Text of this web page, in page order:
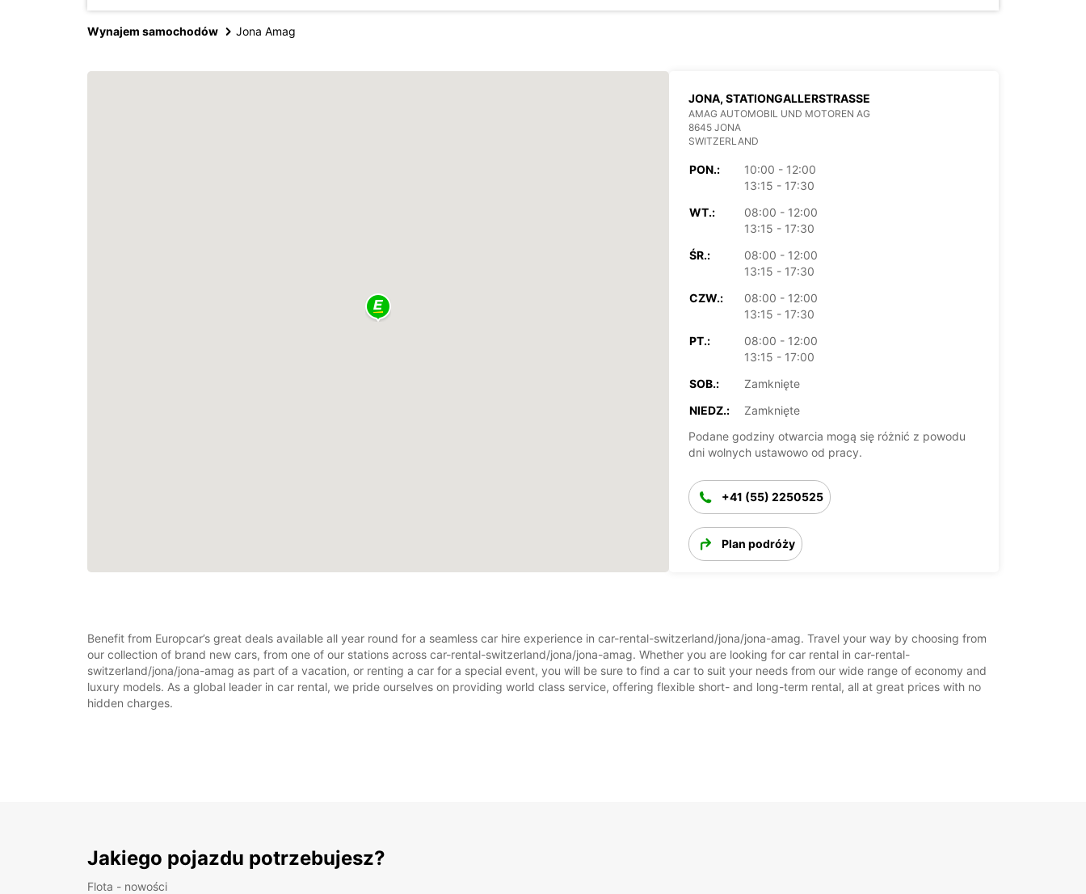
Wynajem samochodów Jona Amag
JONA, STATIONGALLERSTRASSE
AMAG AUTOMOBIL UND MOTOREN AG
8645 JONA
SWITZERLAND
PON.:
10:00 - 12:00
13:15 - 17:30
WT.:
08:00 - 12:00
13:15 - 17:30
ŚR.:
08:00 - 12:00
13:15 - 17:30
CZW.:
08:00 - 12:00
13:15 - 17:30
PT.:
08:00 - 12:00
13:15 - 17:00
SOB.:
Zamknięte
NIEDZ.:
Zamknięte
Podane godziny otwarcia mogą się różnić z powodu
dni wolnych ustawowo od pracy.
+41 (55) 2250525
Plan podróży
Benefit from Europcar’s great deals available all year round for a seamless car hire experience in car-rental-switzerland/jona/jona-amag. Travel your way by choosing from
our collection of brand new cars, from one of our stations across car-rental-switzerland/jona/jona-amag. Whether you are looking for car rental in car-rental-
switzerland/jona/jona-amag as part of a vacation, or renting a car for a special event, you will be sure to find a car to suit your needs from our wide range of economy and
luxury models. As a global leader in car rental, we pride ourselves on providing world class service, offering flexible short- and long-term rental, all at great prices with no
hidden charges.
Jakiego pojazdu potrzebujesz?
Flota - nowości